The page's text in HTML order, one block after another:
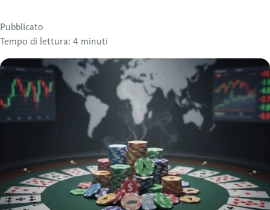
Pubblicato
Tempo di lettura: 4 minuti